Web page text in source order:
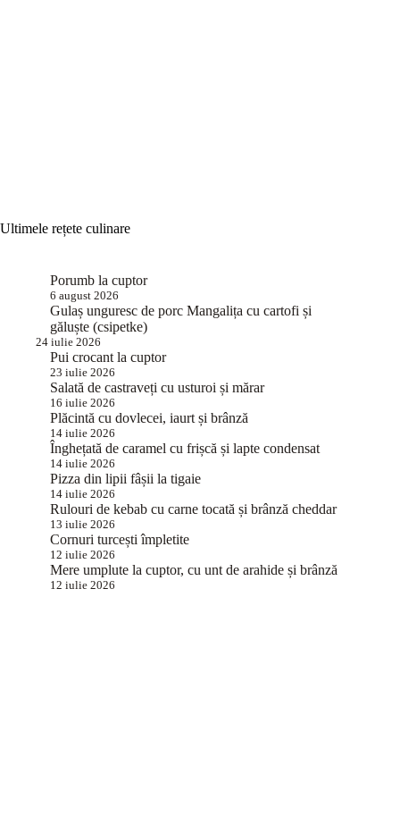
Ultimele rețete culinare
Porumb la cuptor
6 august 2026
Gulaș unguresc de porc Mangalița cu cartofi și
găluște (csipetke)
24 iulie 2026
Pui crocant la cuptor
23 iulie 2026
Salată de castraveți cu usturoi și mărar
16 iulie 2026
Plăcintă cu dovlecei, iaurt și brânză
14 iulie 2026
Înghețată de caramel cu frișcă și lapte condensat
14 iulie 2026
Pizza din lipii fâșii la tigaie
14 iulie 2026
Rulouri de kebab cu carne tocată și brânză cheddar
13 iulie 2026
Cornuri turcești împletite
12 iulie 2026
Mere umplute la cuptor, cu unt de arahide și brânză
12 iulie 2026